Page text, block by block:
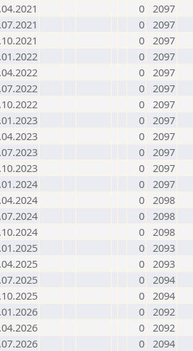
0 2097
0 2097
0 2097
0 2097
0 2097
0 2097
0 2097
0 2097
0 2097
0 2097
0 2097
0 2097
0 2098
0 2098
0 2098
0 2093
0 2093
0 2094
0 2094
0 2092
0 2092
0 2094